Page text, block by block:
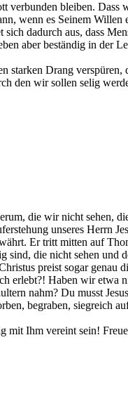
verbunden bleiben.
wenn es Seinem Willen
dadurch aus, dass
aber beständig in der
starken Drang verspüren,
den wir sollen selig
die wir nicht sehen,
unseres Herrn
Er tritt mitten auf
sind, die nicht sehen und
preist sogar genau
erlebt?! Haben wir etwa
nahm? Du musst
begraben, siegreich
mit Ihm vereint sein!